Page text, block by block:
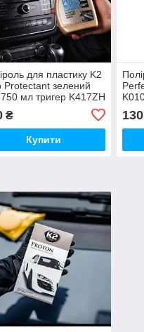
для пластику K2
Protectant зелений
мл тригер K417ZH
₴
Купити
130